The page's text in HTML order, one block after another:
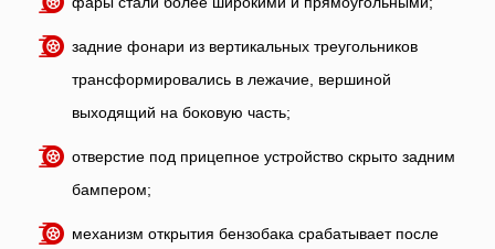
задние фонари из вертикальных треугольников
трансформировались в лежачие, вершиной
выходящий на боковую часть;
отверстие под прицепное устройство скрыто задним
бампером;
механизм открытия бензобака срабатывает после